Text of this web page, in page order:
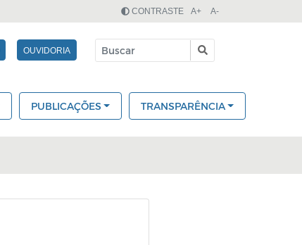
OUVIDORIA
CONTRASTE A+ A-
PUBLICAÇÕES TRANSPARÊNCIA